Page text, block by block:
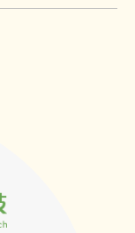
希望可以